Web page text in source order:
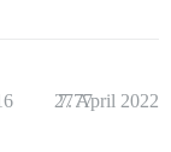
2777
7. April 2022